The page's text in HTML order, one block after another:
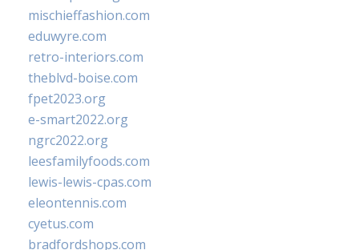
mischieffashion.com
eduwyre.com
retro-interiors.com
theblvd-boise.com
fpet2023.org
e-smart2022.org
ngrc2022.org
leesfamilyfoods.com
lewis-lewis-cpas.com
eleontennis.com
cyetus.com
bradfordshops.com